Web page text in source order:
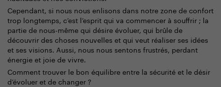
Cependant, si nous nous enlisons dans notre zone de confort
trop longtemps, c’est l’esprit qui va commencer à souffrir ; la
partie de nous-même qui désire évoluer, qui brûle de
découvrir des choses nouvelles et qui veut réaliser ses idées
et ses visions. Aussi, nous nous sentons frustrés, perdant
énergie et joie de vivre.
Comment trouver le bon équilibre entre la sécurité et le désir
d’évoluer et de changer ?